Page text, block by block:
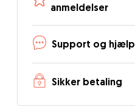
anmeldelser
Support og hjælp
Sikker betaling